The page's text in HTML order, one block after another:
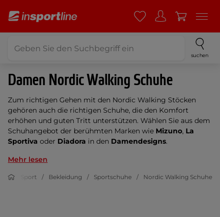
suchen
Damen Nordic Walking Schuhe
Zum richtigen Gehen mit den Nordic Walking Stöcken
gehören auch die richtigen Schuhe, die den Komfort
erhöhen und guten Tritt unterstützen. Wählen Sie aus dem
Schuhangebot der berühmten Marken wie Mizuno, La
Sportiva oder Diadora in den Damendesigns.
Mehr lesen
Sport Bekleidung Sportschuhe Nordic Walking Schuhe